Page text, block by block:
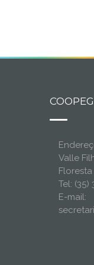
Valle
Tel:
E-mail: